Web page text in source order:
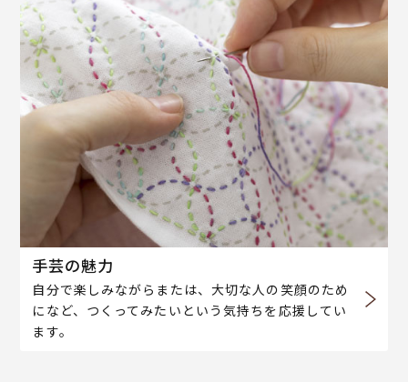
手芸の魅力
自分で楽しみながらまたは、大切な人の笑顔のため
になど、つくってみたいという気持ちを応援してい
ます。